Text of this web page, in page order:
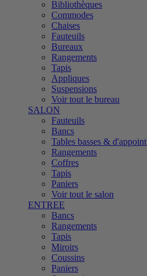
Bibliothèques
Commodes
Chaises
Fauteuils
Bureaux
Rangements
Tapis
Appliques
Suspensions
Voir tout le bureau
SALON
Fauteuils
Bancs
Tables basses & d'appoint
Rangements
Coffres
Tapis
Paniers
Voir tout le salon
ENTREE
Bancs
Rangements
Tapis
Miroirs
Coussins
Paniers